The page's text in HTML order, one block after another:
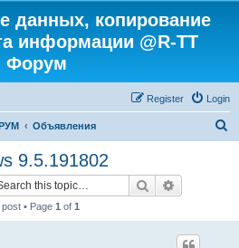
данных, копирование
информации @R-TT
Форум
Login
Register
Объявления
9.5.191802
Search
post • Page 1 of 1